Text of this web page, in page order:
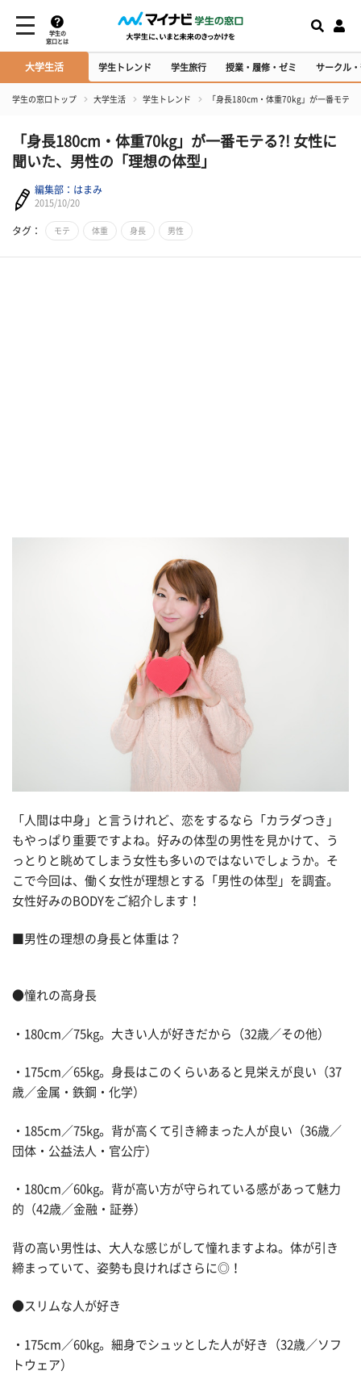
学生の
窓口とは
大学生活 学生トレンド 学生旅行 授業・履修・ゼミ サークル
学生の窓口トップ 大学生活 学生トレンド 「身長180cm・体重70kg」が一番モテ
「身長180cm・体重70kg」が一番モテる?! 女性に
聞いた、男性の「理想の体型」
編集部：はまみ
2015/10/20
タグ： モテ 体重 身長 男性
「人間は中身」と言うけれど、恋をするなら「カラダつき」
もやっぱり重要ですよね。好みの体型の男性を見かけて、う
っとりと眺めてしまう女性も多いのではないでしょうか。そ
こで今回は、働く女性が理想とする「男性の体型」を調査。
女性好みのBODYをご紹介します！
■男性の理想の身長と体重は？
●憧れの高身長
・180cm／75kg。大きい人が好きだから（32歳／その他）
・175cm／65kg。身長はこのくらいあると見栄えが良い（37
歳／金属・鉄鋼・化学）
・185cm／75kg。背が高くて引き締まった人が良い（36歳／
団体・公益法人・官公庁）
・180cm／60kg。背が高い方が守られている感があって魅力
的（42歳／金融・証券）
背の高い男性は、大人な感じがして憧れますよね。体が引き
締まっていて、姿勢も良ければさらに◎！
●スリムな人が好き
・175cm／60kg。細身でシュッとした人が好き（32歳／ソフ
トウェア）